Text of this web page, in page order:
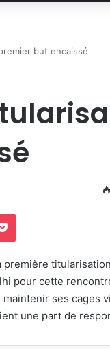
but encaissé
Pocket
première
pour cette
ses cages
une part de